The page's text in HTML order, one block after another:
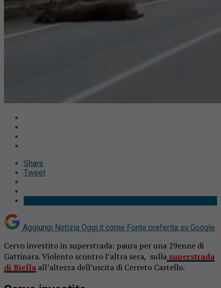
Share
Tweet
Aggiungi Notizia Oggi.it come Fonte preferita su Google
Cervo investito in superstrada: paura per una 29enne di
Gattinara. Violento scontro l’altra sera, sulla superstrada
di Biella all’altezza dell’uscita di Cerreto Castello.